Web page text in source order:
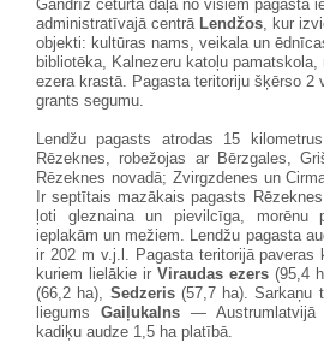
Gandrīz ceturtā daļa no visiem pagasta
administratīvajā centrā Lendžos, kur
objekti: kultūras nams, veikala un
bibliotēka, Kalnezeru katoļu pamatskola,
ezera krastā. Pagasta teritoriju šķērso 2
grants segumu.
Lendžu pagasts atrodas 15
Rēzeknes, robežojas ar Bērzgales,
Rēzeknes novadā; Zvirgzdenes un
Ir septītais mazākais pagasts
ļoti gleznaina un pievilcīga, morēnu
ieplakām un mežiem. Lendžu pagasta
ir 202 m v.j.l. Pagasta teritorijā
kuriem lielākie ir Viraudas ezers (95,4
(66,2 ha), Sedzeris (57,7 ha). Sarkaņu
liegums Gaiļukalns — Austrumlatvijā
kadiķu audze 1,5 ha platībā.